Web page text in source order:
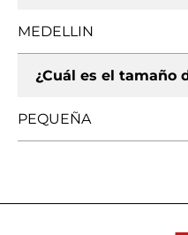
MEDELLIN
¿Cuál es el tamaño
PEQUEÑA